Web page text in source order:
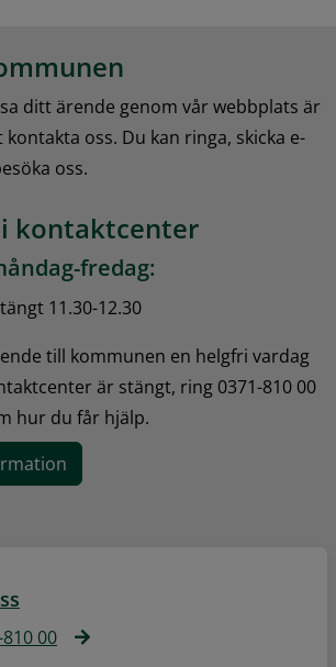
ditt ärende genom vår webbplats är
oss. Du kan ringa, skicka e-
oss.
kontaktcenter
fredag:
11.30-12.30
till kommunen en helgfri vardag
är stängt, ring 0371-810 00
hur du får hjälp.
00